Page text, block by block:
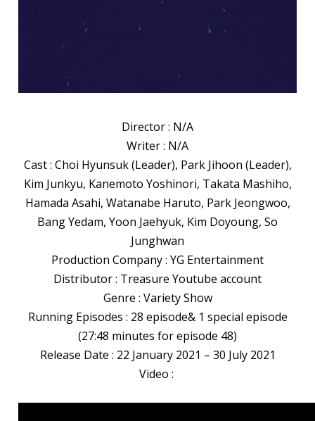
Director : N/A
Writer : N/A
Cast : Choi Hyunsuk (Leader), Park Jihoon (Leader),
Kim Junkyu, Kanemoto Yoshinori, Takata Mashiho,
Hamada Asahi, Watanabe Haruto, Park Jeongwoo,
Bang Yedam, Yoon Jaehyuk, Kim Doyoung, So
Junghwan
Production Company : YG Entertainment
Distributor : Treasure Youtube account
Genre : Variety Show
Running Episodes : 28 episode& 1 special episode
(27:48 minutes for episode 48)
Release Date : 22 January 2021 – 30 July 2021
Video :